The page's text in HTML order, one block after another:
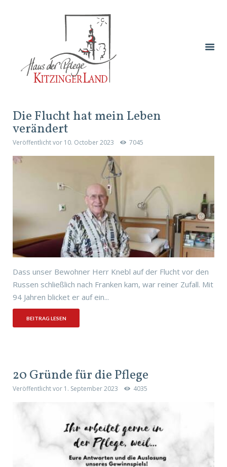
Die Flucht hat mein Leben
verändert
Veröffentlicht vor 10. October 2023 7045
Dass unser Bewohner Herr Knebl auf der Flucht vor den
Russen schließlich nach Franken kam, war reiner Zufall. Mit
94 Jahren blicket er auf ein...
BEITRAG LESEN
20 Gründe für die Pflege
Veröffentlicht vor 1. September 2023 4035